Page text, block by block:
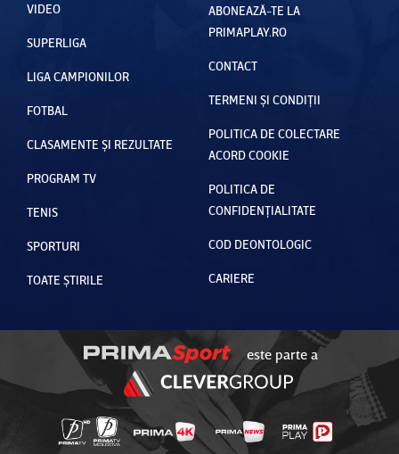
VIDEO
SUPERLIGA
LIGA CAMPIONILOR
FOTBAL
CLASAMENTE ȘI REZULTATE
PROGRAM TV
TENIS
SPORTURI
TOATE ȘTIRILE
ABONEAZĂ-TE LA
PRIMAPLAY.RO
CONTACT
TERMENI ȘI CONDIȚII
POLITICA DE COLECTARE
ACORD COOKIE
POLITICA DE
CONFIDENȚIALITATE
COD DEONTOLOGIC
CARIERE
este parte a